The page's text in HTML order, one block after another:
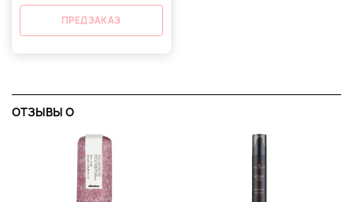
ПРЕДЗАКАЗ
ОТЗЫВЫ O